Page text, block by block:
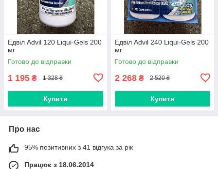
Едвіл Advil 120 Liqui-Gels 200
мг
Готово до відправки
1 195 ₴ 1 328 ₴
Купити
Едвіл Advil 240 Liqui-Gels 200
мг
Готово до відправки
2 268 ₴ 2 520 ₴
Купити
Про нас
95% позитивних з 41 відгука за рік
Працює з 18.06.2014